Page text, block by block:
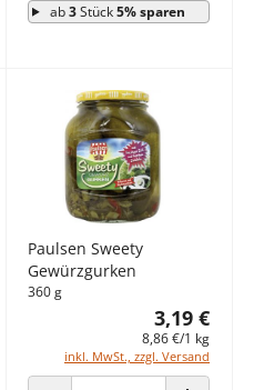
ab3Stück5% sparen
Paulsen Sweety
Gewürzgurken
360 g
3,19 €
8,86 €/1 kg
inkl. MwSt., zzgl. Versand